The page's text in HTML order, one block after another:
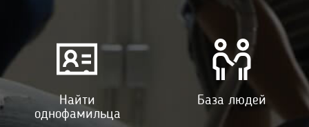
Найти
однофамильца
База людей